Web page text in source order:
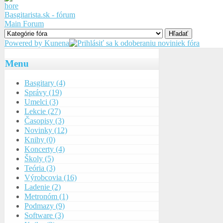
Basgitarista.sk - fórum
Main Forum
Powered by Kunena
Menu
Basgitary (4)
Správy (19)
Umelci (3)
Lekcie (27)
Časopisy (3)
Novinky (12)
Knihy (0)
Koncerty (4)
Školy (5)
Teória (3)
Výrobcovia (16)
Ladenie (2)
Metronóm (1)
Podmazy (9)
Software (3)